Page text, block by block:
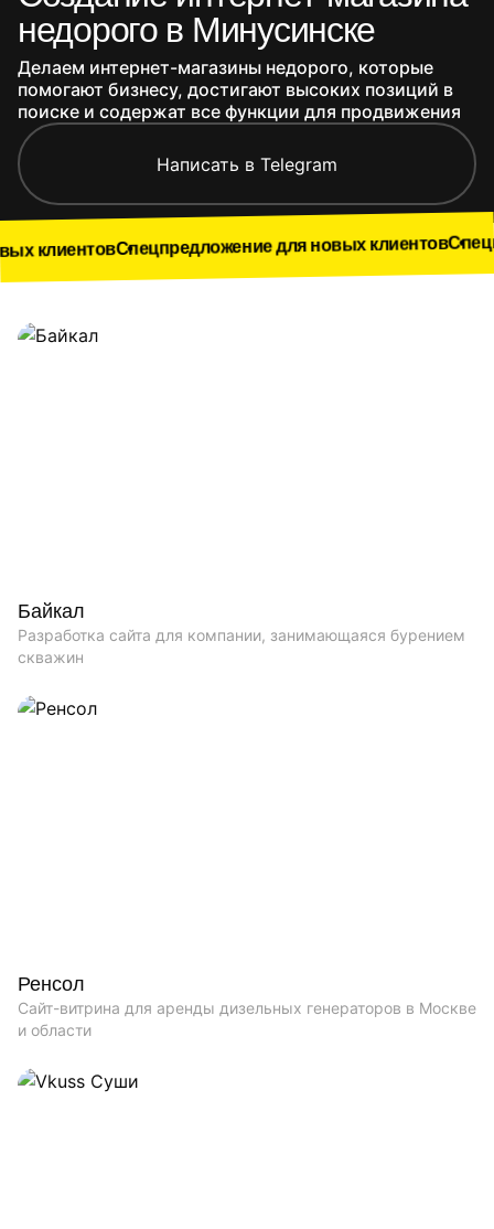
недорого в Минусинске
Делаем интернет-магазины недорого, которые
помогают бизнесу, достигают высоких позиций в
поиске и содержат все функции для продвижения
Написать в Telegram
Спецпредложение для новых клиентов
Наши работы
Байкал
Разработка сайта для компании, занимающаяся бурением
скважин
Ренсол
Сайт-витрина для аренды дизельных генераторов в Москве
и области